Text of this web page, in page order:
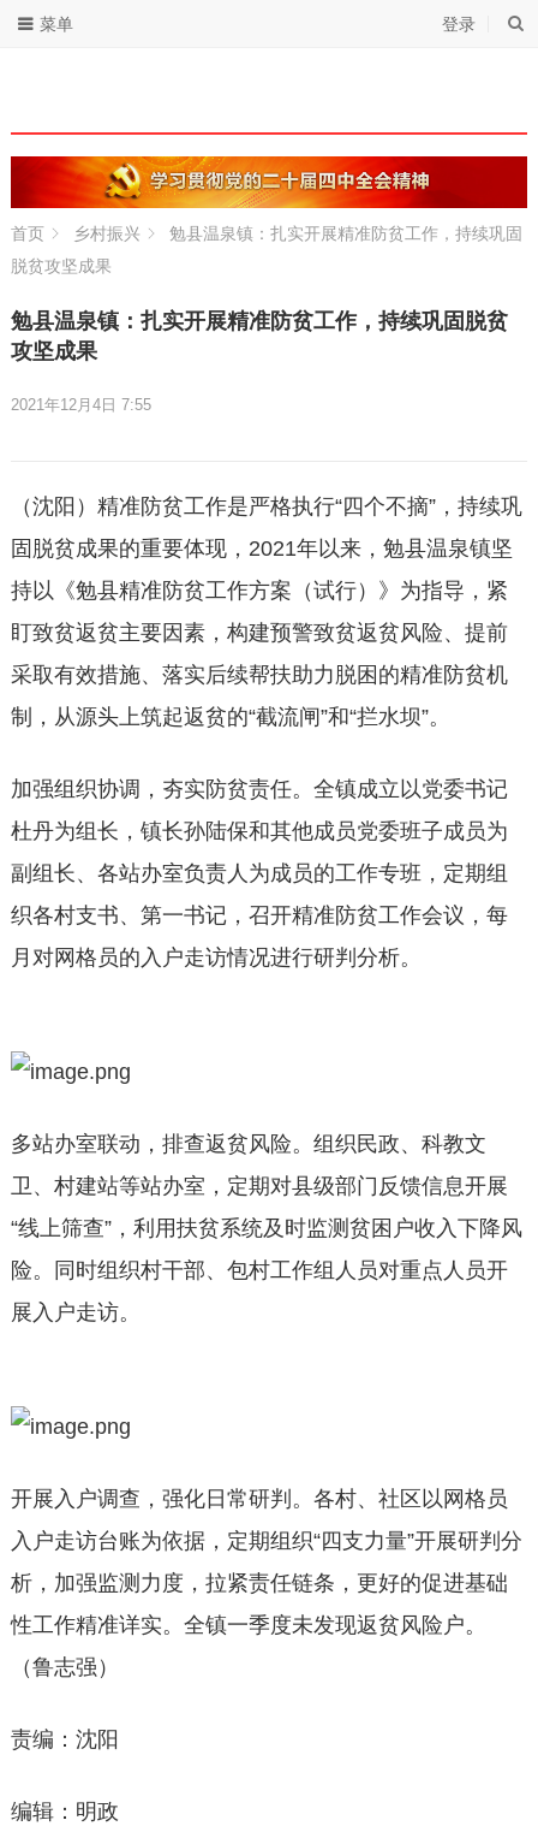
登录
菜单
首页 乡村振兴
勉县温泉镇：扎实开展精准防贫工作，持续巩固
脱贫攻坚成果
勉县温泉镇：扎实开展精准防贫工作，持续巩固脱贫
攻坚成果
2021年12月4日 7:55
（沈阳）精准防贫工作是严格执行“四个不摘”，持续巩
固脱贫成果的重要体现，2021年以来，勉县温泉镇坚
持以《勉县精准防贫工作方案（试行）》为指导，紧
盯致贫返贫主要因素，构建预警致贫返贫风险、提前
采取有效措施、落实后续帮扶助力脱困的精准防贫机
制，从源头上筑起返贫的“截流闸”和“拦水坝”。
加强组织协调，夯实防贫责任。全镇成立以党委书记
杜丹为组长，镇长孙陆保和其他成员党委班子成员为
副组长、各站办室负责人为成员的工作专班，定期组
织各村支书、第一书记，召开精准防贫工作会议，每
月对网格员的入户走访情况进行研判分析。
多站办室联动，排查返贫风险。组织民政、科教文
卫、村建站等站办室，定期对县级部门反馈信息开展
“线上筛查”，利用扶贫系统及时监测贫困户收入下降风
险。同时组织村干部、包村工作组人员对重点人员开
展入户走访。
开展入户调查，强化日常研判。各村、社区以网格员
入户走访台账为依据，定期组织“四支力量”开展研判分
析，加强监测力度，拉紧责任链条，更好的促进基础
性工作精准详实。全镇一季度未发现返贫风险户。
（鲁志强）
责编：沈阳
编辑：明政